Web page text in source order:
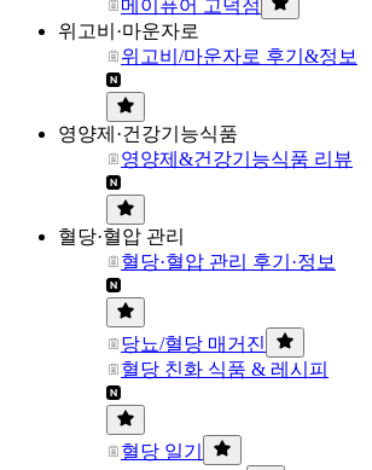
메이퓨어 고덕점
위고비·마운자로
위고비/마운자로 후기&정보
영양제·건강기능식품
영양제&건강기능식품 리뷰
혈당·혈압 관리
혈당·혈압 관리 후기·정보
당뇨/혈당 매거진
혈당 친화 식품 & 레시피
혈당 일기